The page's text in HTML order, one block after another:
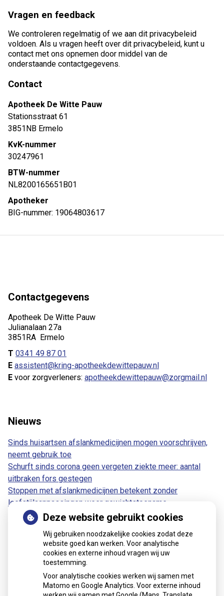
Vragen en feedback
We controleren regelmatig of we aan dit privacybeleid
voldoen. Als u vragen heeft over dit privacybeleid, kunt u
contact met ons opnemen door middel van de
onderstaande contactgegevens.
Contact
Apotheek De Witte Pauw
Stationsstraat 61
3851NB Ermelo
KvK-nummer
30247961
BTW-nummer
NL8200165651B01
Apotheker
BIG-nummer: 19064803617
Contactgegevens
Apotheek De Witte Pauw
Julianalaan 27a
3851RA Ermelo
T 0341 49 87 01
E assistent@kring-apotheekdewittepauw.nl
E voor zorgverleners: apotheekdewittepauw@zorgmail.nl
Nieuws
Sinds huisartsen afslankmedicijnen mogen voorschrijven,
neemt gebruik toe
Schurft sinds corona geen vergeten ziekte meer: aantal
uitbraken fors gestegen
Stoppen met afslankmedicijnen betekent zonder
leefstijlaanpassingen weer gewichtstoename
Kookadvies drinkwater in provincie Utrecht vanwege
besmetting
Terugroepactie babyvoeding Nestlé: bacterie kan baby’s
ziek maken
Deze website gebruikt cookies
Wij gebruiken noodzakelijke cookies zodat deze
website goed kan werken. Voor analytische
cookies en externe inhoud vragen wij uw
toestemming.
Voor analytische cookies werken wij samen met
Matomo en Google Analytics. Voor externe inhoud